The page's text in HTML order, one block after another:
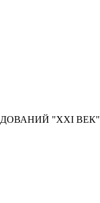
"XXI ВЕК"